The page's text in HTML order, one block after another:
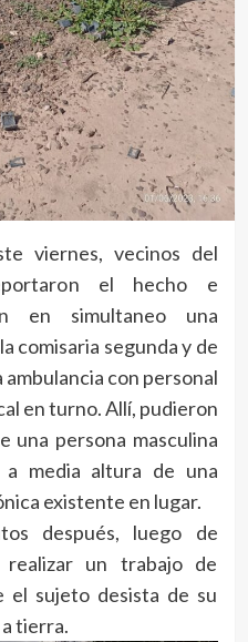
viernes, vecinos del
el hecho e
en simultaneo una
comisaria segunda y de
con personal
en turno. Allí, pudieron
una persona masculina
media altura de una
existente en lugar.
después, luego de
un trabajo de
el sujeto desista de su
tierra.